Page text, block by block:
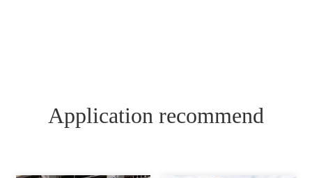
Application recommend